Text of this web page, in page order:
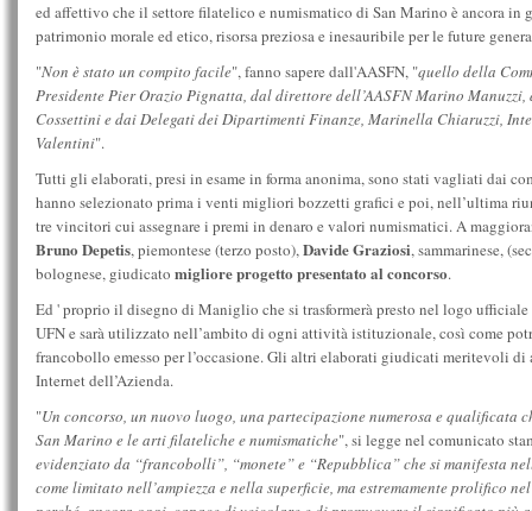
ed affettivo che il settore filatelico e numismatico di San Marino è ancora in
patrimonio morale ed etico, risorsa preziosa e inesauribile per le future
"Non è stato un compito facile", fanno sapere dall'AASFN, "quello della
Presidente Pier Orazio Pignatta, dal direttore dell’AASFN Marino Manuzzi,
Cossettini e dai Delegati dei Dipartimenti Finanze, Marinella Chiaruzzi,
Valentini".
Tutti gli elaborati, presi in esame in forma anonima, sono stati vagliati dai
hanno selezionato prima i venti migliori bozzetti grafici e poi, nell’ultima
tre vincitori cui assegnare i premi in denaro e valori numismatici. A
Bruno Depetis, piemontese (terzo posto),Davide Graziosi, sammarinese,
bolognese, giudicato migliore progetto presentato al concorso.
Ed ' proprio il disegno di Maniglio che si trasformerà presto nel logo
UFN e sarà utilizzato nell’ambito di ogni attività istituzionale, così come
francobollo emesso per l’occasione. Gli altri elaborati giudicati meritevoli
Internet dell’Azienda.
"Un concorso, un nuovo luogo, una partecipazione numerosa e qualificata
San Marino e le arti filateliche e numismatiche", si legge nel comunicato
evidenziato da “francobolli”, “monete” e “Repubblica” che si manifesta
come limitato nell’ampiezza e nella superficie, ma estremamente prolifico